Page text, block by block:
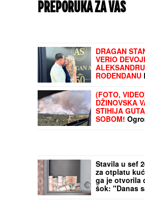
PREPORUKA ZA VAS
DRAGAN
VERIO
ROĐENDANU